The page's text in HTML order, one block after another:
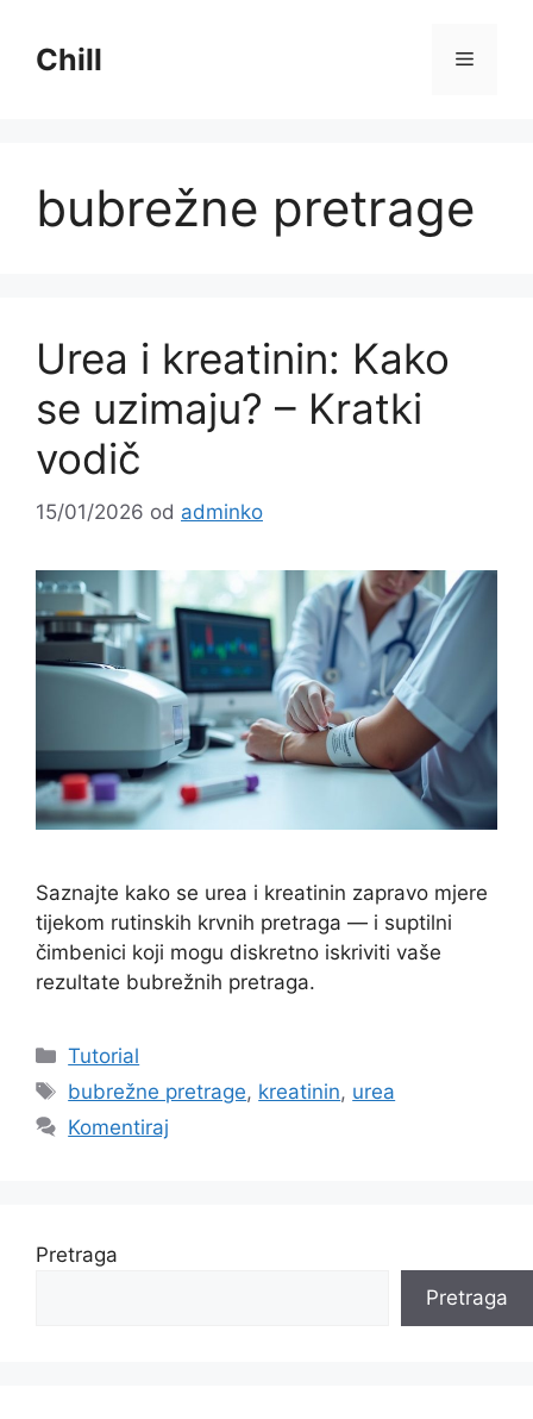
sadržajChill
bubrežne pretrage
Urea i kreatinin: Kako
se uzimaju? – Kratki
vodič
15/01/2026 od adminko
Saznajte kako se urea i kreatinin zapravo mjere
tijekom rutinskih krvnih pretraga — i suptilni
čimbenici koji mogu diskretno iskriviti vaše
rezultate bubrežnih pretraga.
Kategorije
Tutorial
Oznake
bubrežne pretrage, kreatinin, urea
Komentiraj
Pretraga
Pretraga